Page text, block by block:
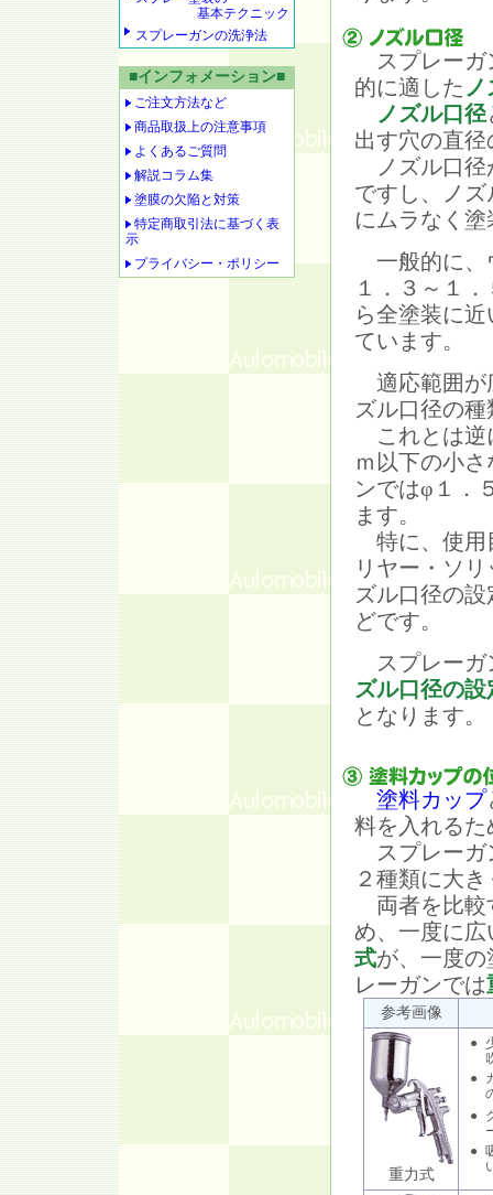
基本テクニック
スプレーガンの洗浄法
■インフォメーション■
ご注文方法など
商品取扱上の注意事項
よくあるご質問
解説コラム集
塗膜の欠陥と対策
特定商取引法に基づく表
示
プライバシー・ポリシー
スプレーガ
的に適した
ノズル口径
出す穴の直
ノズル口径
ですし、ノ
にムラなく
一般的に、
１．３～１
ら全塗装に
ています。
適応範囲が
ズル口径の
これとは逆
ｍ以下の小
ンではφ１．
ます。
特に、使用
リヤー・ソ
ズル口径の
どです。
スプレーガ
ズル口径の
となります。
塗料カップ
料を入れる
スプレーガ
２種類に大
両者を比較
め、一度に
式が、一度の
レーガンでは
参考画像
重力式
●
●
●
●